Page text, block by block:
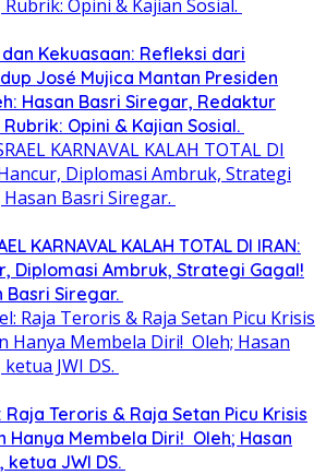
Kekuasaan: Refleksi dari
José Mujica Mantan Presiden
Hasan Basri Siregar, Redaktur
Opini & Kajian Sosial.
KARNAVAL KALAH TOTAL DI IRAN:
Diplomasi Ambruk, Strategi Gagal!
Basri Siregar.
Raja Teroris & Raja Setan Picu Krisis
Hanya Membela Diri! Oleh; Hasan
JWI DS.